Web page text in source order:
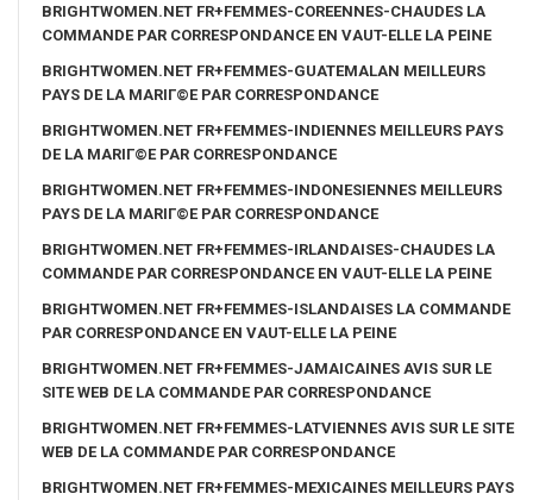
BRIGHTWOMEN.NET FR+FEMMES-COREENNES-CHAUDES LA
COMMANDE PAR CORRESPONDANCE EN VAUT-ELLE LA PEINE
BRIGHTWOMEN.NET FR+FEMMES-GUATEMALAN MEILLEURS
PAYS DE LA MARIГ©E PAR CORRESPONDANCE
BRIGHTWOMEN.NET FR+FEMMES-INDIENNES MEILLEURS PAYS
DE LA MARIГ©E PAR CORRESPONDANCE
BRIGHTWOMEN.NET FR+FEMMES-INDONESIENNES MEILLEURS
PAYS DE LA MARIГ©E PAR CORRESPONDANCE
BRIGHTWOMEN.NET FR+FEMMES-IRLANDAISES-CHAUDES LA
COMMANDE PAR CORRESPONDANCE EN VAUT-ELLE LA PEINE
BRIGHTWOMEN.NET FR+FEMMES-ISLANDAISES LA COMMANDE
PAR CORRESPONDANCE EN VAUT-ELLE LA PEINE
BRIGHTWOMEN.NET FR+FEMMES-JAMAICAINES AVIS SUR LE
SITE WEB DE LA COMMANDE PAR CORRESPONDANCE
BRIGHTWOMEN.NET FR+FEMMES-LATVIENNES AVIS SUR LE SITE
WEB DE LA COMMANDE PAR CORRESPONDANCE
BRIGHTWOMEN.NET FR+FEMMES-MEXICAINES MEILLEURS PAYS